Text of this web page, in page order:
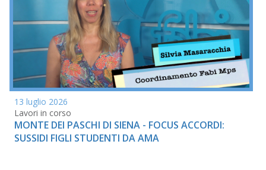
13 luglio 2026
Lavori in corso
MONTE DEI PASCHI DI SIENA - FOCUS ACCORDI:
SUSSIDI FIGLI STUDENTI DA AMA